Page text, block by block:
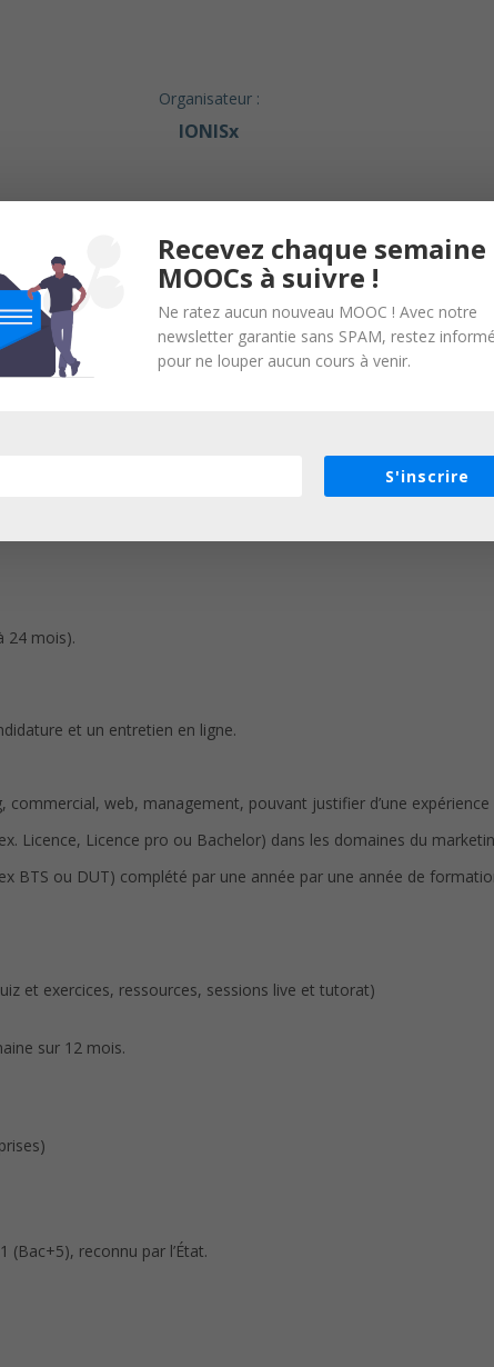
Organisateur :
IONISx
sans inscription et sans intermédiaire. Nous n’organisons
d’écoles reconnues (ISG, EPITA, EPITECH,
24 mois).
et un entretien en ligne.
web, management, pouvant justifier d’une
Licence, Licence pro ou Bachelor) dans les domaines du
BTS ou DUT) complété par une année par une année de
et exercices, ressources, sessions live et tutorat)
sur 12 mois.
(Bac+5), reconnu par l’État.
Recevez chaque semaine
MOOCs à suivre !
Ne ratez aucun nouveau MOOC ! Avec notre
newsletter garantie sans SPAM, restez informé
pour ne louper aucun cours à venir.
S'inscrire